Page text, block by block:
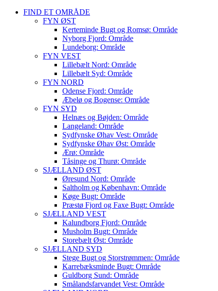
FIND ET OMRÅDE
FYN ØST
Kerteminde Bugt og Romsø: Område
Nyborg Fjord: Område
Lundeborg: Område
FYN VEST
Lillebælt Nord: Område
Lillebælt Syd: Område
FYN NORD
Odense Fjord: Område
Æbelø og Bogense: Område
FYN SYD
Helnæs og Bøjden: Område
Langeland: Område
Sydfynske Øhav Vest: Område
Sydfynske Øhav Øst: Område
Ærø: Område
Tåsinge og Thurø: Område
SJÆLLAND ØST
Øresund Nord: Område
Saltholm og København: Område
Køge Bugt: Område
Præstø Fjord og Faxe Bugt: Område
SJÆLLAND VEST
Kalundborg Fjord: Område
Musholm Bugt: Område
Storebælt Øst: Område
SJÆLLAND SYD
Stege Bugt og Storstrømmen: Område
Karrebæksminde Bugt: Område
Guldborg Sund: Område
Smålandsfarvandet Vest: Område